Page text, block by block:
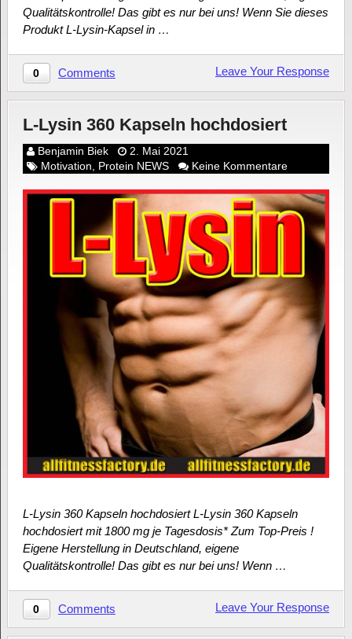
Qualitätskontrolle! Das gibt es nur bei uns! Wenn Sie dieses
Produkt L-Lysin-Kapsel in …
0 Comments Leave Your Response
L-Lysin 360 Kapseln hochdosiert
Benjamin Biek
2. Mai 2021
Motivation
Protein NEWS Keine Kommentare
L-Lysin 360 Kapseln hochdosiert L-Lysin 360 Kapseln
hochdosiert mit 1800 mg je Tagesdosis* Zum Top-Preis !
Eigene Herstellung in Deutschland, eigene
Qualitätskontrolle! Das gibt es nur bei uns! Wenn …
0 Comments Leave Your Response